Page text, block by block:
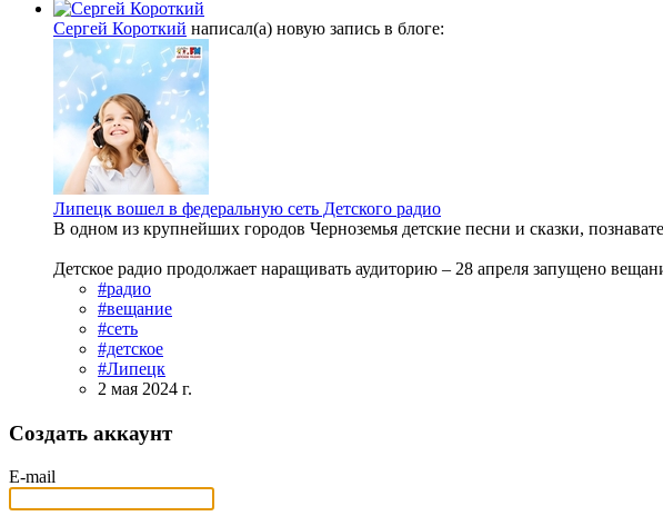
Сергей Короткий написал(а) новую запись в блоге:
Липецк вошел в федеральную сеть Детского радио
В одном из крупнейших городов Черноземья детские песни и сказки,
Детское радио продолжает наращивать аудиторию – 28 апреля запущено
#радио
#вещание
#сеть
#детское
#Липецк
2 мая 2024 г.
Создать аккаунт
E-mail